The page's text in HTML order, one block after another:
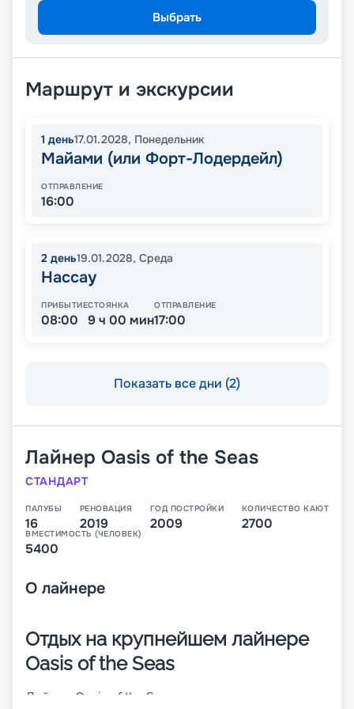
Выбрать
Маршрут и экскурсии
1 день17.01.2028, Понедельник
Майами (или Форт-Лодердейл)
ОТПРАВЛЕНИЕ
16:00
2 день19.01.2028, Среда
Нассау
ПРИБЫТИЕ
08:00
СТОЯНКА
9 ч 00 мин
ОТПРАВЛЕНИЕ
17:00
Показать все дни (2)
Лайнер Oasis of the Seas
СТАНДАРТ
ПАЛУБЫ
16
РЕНОВАЦИЯ
2019
ГОД ПОСТРОЙКИ
2009
КОЛИЧЕСТВО КАЮТ
2700
ВМЕСТИМОСТЬ (ЧЕЛОВЕК)
5400
О лайнере
Отдых на крупнейшем лайнере
Oasis of the Seas
Лайнер Oasis of the Seas – это одно из